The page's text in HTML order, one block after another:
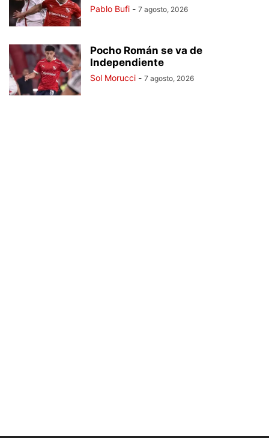
Pablo Bufi - 7 agosto, 2026
Pocho Román se va de
Independiente
Sol Morucci - 7 agosto, 2026